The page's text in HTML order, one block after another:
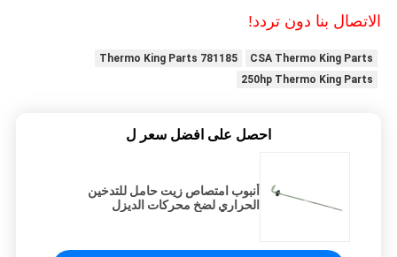
الاتصال بنا دون تردد!
CSA Thermo King Parts
781185 Thermo King Parts
250hp Thermo King Parts
احصل على افضل سعر ل
أنبوب امتصاص زيت حامل للتدخين
الحراري لضخ محركات الديزل